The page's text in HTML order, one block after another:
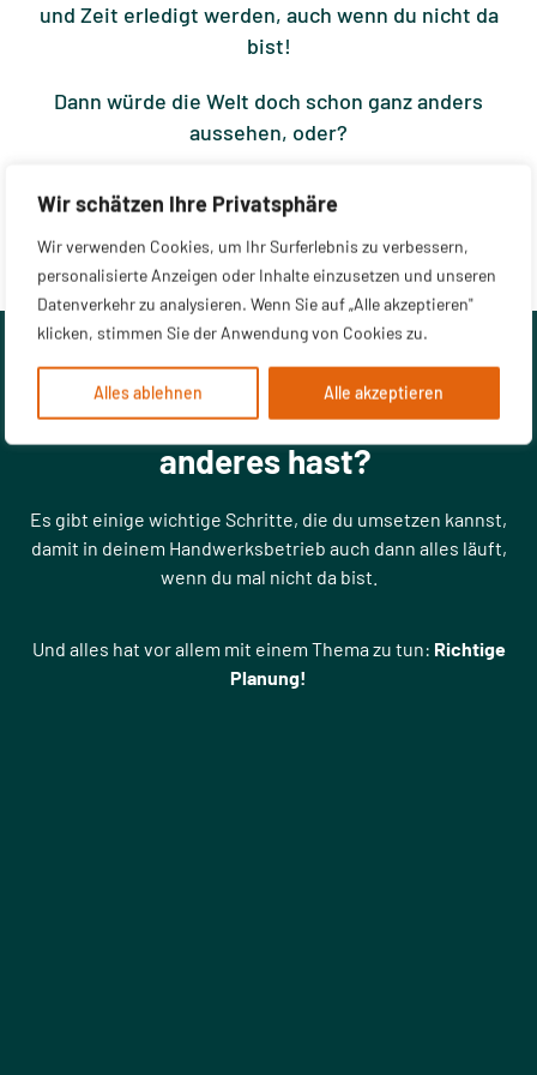
Wir schätzen Ihre Privatsphäre
Wir verwenden Cookies, um Ihr Surferlebnis zu verbessern,
personalisierte Anzeigen oder Inhalte einzusetzen und unseren
Datenverkehr zu analysieren. Wenn Sie auf „Alle akzeptieren"
klicken, stimmen Sie der Anwendung von Cookies zu.
Alles ablehnen Alle akzeptieren
und Zeit erledigt werden, auch wenn du nicht da
bist!
Dann würde die Welt doch schon ganz anders
aussehen, oder?
Was muss passieren, damit du
als Chef wiedermehr Zeit für
anderes hast?
Es gibt einige wichtige Schritte, die du umsetzen kannst,
damit in deinem Handwerksbetrieb auch dann alles läuft,
wenn du mal nicht da bist.
Und alles hat vor allem mit einem Thema zu tun: Richtige
Planung!